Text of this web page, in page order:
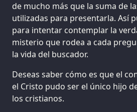
de mucho más que la suma de
utilizadas para presentarla. Así
para intentar contemplar la
misterio que rodea a cada
la vida del buscador.
Deseas saber cómo es que el
el Cristo pudo ser el único hijo
los cristianos.